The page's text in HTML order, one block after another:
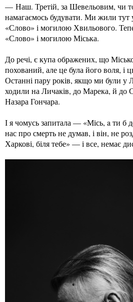
— Наш. Третій, за Шевельовим, чи
намагаємось будувати. Ми жили тут
«Слово» і могилою Хвильового.
«Слово» і могилою Міська.
До речі, є купа ображених, що
похований, але це була його воля, і
Останні пару років, якщо ми були у
ходили на Личаків, до Марека, й до
Назара Гончара.
І я чомусь запитала — «Місь, a ти б
нас про смерть не думав, і він, не
Харкові, біля тебе» — і все, немає